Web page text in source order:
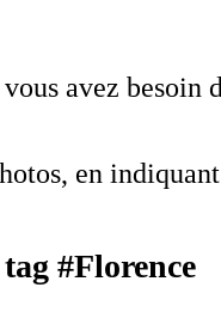
vous avez
en
#Florence